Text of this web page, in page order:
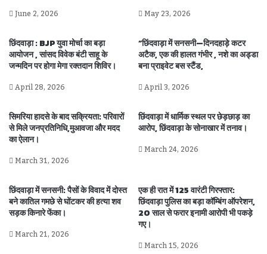
June 2, 2026 May 23, 2026
छिंदवाड़ा : BJP युवा मोर्चा का बड़ा
आयोजन , सांसद विवेक बंटी साहू के
जन्मदिन पर होगा मेगा रक्तदान शिविर।
April 28, 2026
“छिंदवाड़ा में सनसनी—दिनदहाड़े कटर
अटैक, एक की हालत गंभीर , नशे का अड्डा
बना प्राइवेट बस स्टैंड,
April 3, 2026
सिमरिया हादसे के बाद सक्रियता: परिवारों
से मिले जनप्रतिनिधि,मुआवजा और मदद
का ऐलान।
March 31, 2026
छिंदवाड़ा में धार्मिक स्थल पर छेड़छाड़ का
आरोप, छिंदवाड़ा के सोनाखार में तनाव।
March 24, 2026
छिंदवाड़ा में सनसनी: पैसों के विवाद में दोस्त
बने कातिल गमछे से घोंटकर की हत्या शव
सड़क किनारे फेंका।
March 21, 2026
एक ही रात में 125 वारंटी गिरफ्तार:
छिंदवाड़ा पुलिस का बड़ा कॉम्बिंग ऑपरेशन,
20 साल से फरार इनामी आरोपी भी पकड़े
गए।
March 15, 2026